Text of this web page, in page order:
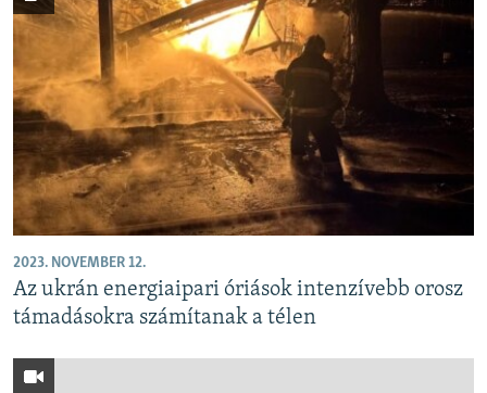
2023. NOVEMBER 12.
Az ukrán energiaipari óriások intenzívebb orosz
támadásokra számítanak a télen